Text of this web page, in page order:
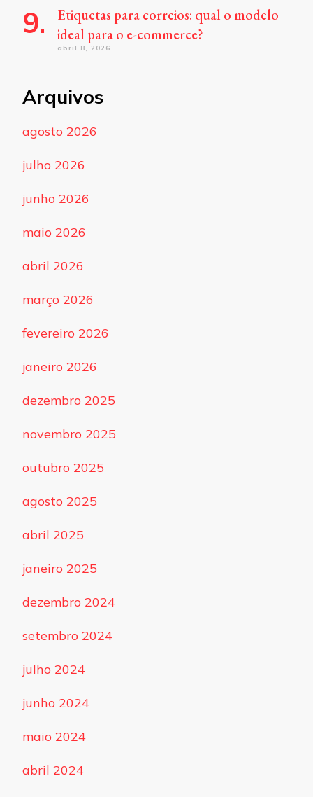
Etiquetas para correios: qual o modelo
ideal para o e-commerce?
abril 8, 2026
Arquivos
agosto 2026
julho 2026
junho 2026
maio 2026
abril 2026
março 2026
fevereiro 2026
janeiro 2026
dezembro 2025
novembro 2025
outubro 2025
agosto 2025
abril 2025
janeiro 2025
dezembro 2024
setembro 2024
julho 2024
junho 2024
maio 2024
abril 2024